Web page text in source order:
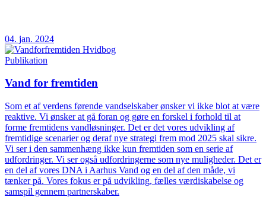
04. jan. 2024
Publikation
Vand for fremtiden
Som et af verdens førende vandselskaber ønsker vi ikke blot at være
reaktive. Vi ønsker at gå foran og gøre en forskel i forhold til at
forme fremtidens vandløsninger. Det er det vores udvikling af
fremtidige scenarier og deraf nye strategi frem mod 2025 skal sikre.
Vi ser i den sammenhæng ikke kun fremtiden som en serie af
udfordringer. Vi ser også udfordringerne som nye muligheder. Det er
en del af vores DNA i Aarhus Vand og en del af den måde, vi
tænker på. Vores fokus er på udvikling, fælles værdiskabelse og
samspil gennem partnerskaber.